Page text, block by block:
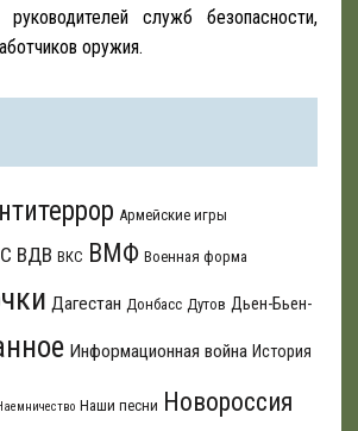
руководителей служб безопасности,
оружия.
Армейские игры
ВДВ ВКС ВМФ Военная форма
Дагестан Донбасс Дутов Дьен-Бьен-
Информационная война История
Наши песни Новороссия